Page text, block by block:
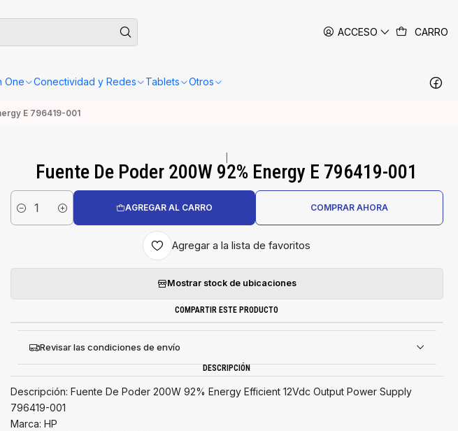
ACCESO CARRO
One Conectividad y Redes Tablets Otros
se gestionará dentro de las siguientes 24-48 horas hábiles en Santiago.
E 796419-001
Fuente De Poder 200W 92% Energy E 796419-001
Cantidad
AGREGAR AL CARRO COMPRAR AHORA
Agregar a la lista de favoritos
Mostrar stock de ubicaciones
COMPARTIR ESTE PRODUCTO
Revisar las condiciones de envío
DESCRIPCIÓN
Descripción: Fuente De Poder 200W 92% Energy Efficient 12Vdc Output Power Supply
796419-001
Marca: HP